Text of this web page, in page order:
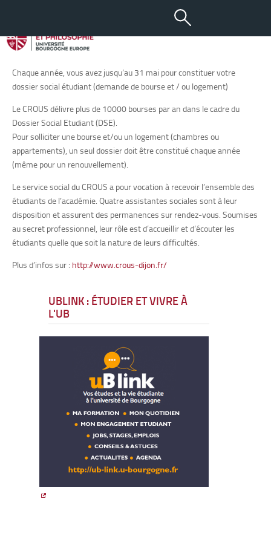
Bourses et Aides sociales
Chaque année, vous avez jusqu’au 31 mai pour constituer votre
dossier social étudiant (demande de bourse et / ou logement)
Le CROUS délivre plus de 10000 bourses par an dans le cadre du
Dossier Social Etudiant (DSE).
Pour solliciter une bourse et/ou un logement (chambres ou
appartements), un seul dossier doit être constitué chaque année
(même pour un renouvellement).
Le service social du CROUS a pour vocation à recevoir l’ensemble des
étudiants de l’académie. Quatre assistantes sociales sont à leur
disposition et assurent des permanences sur rendez-vous. Soumises
au secret professionnel, leur rôle est d’accueillir et d’écouter les
étudiants quelle que soit la nature de leurs difficultés.
Plus d’infos sur : http://www.crous-dijon.fr/
UBLINK : ÉTUDIER ET VIVRE À
L'UB